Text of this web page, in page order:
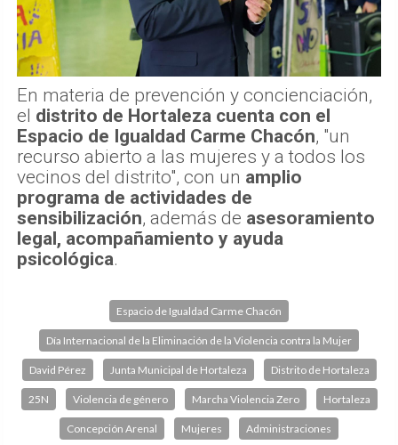
En materia de prevención y concienciación,
el distrito de Hortaleza cuenta con el
Espacio de Igualdad Carme Chacón, "un
recurso abierto a las mujeres y a todos los
vecinos del distrito", con un amplio
programa de actividades de
sensibilización, además de asesoramiento
legal, acompañamiento y ayuda
psicológica.
Espacio de Igualdad Carme Chacón
Día Internacional de la Eliminación de la Violencia contra la Mujer
David Pérez Junta Municipal de Hortaleza Distrito de Hortaleza
25N Violencia de género Marcha Violencia Zero Hortaleza
Concepción Arenal Mujeres Administraciones